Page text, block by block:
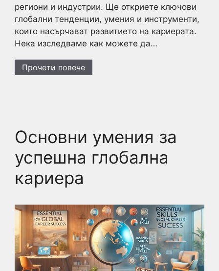
региони и индустрии. Ще откриете ключови
глобални тенденции, умения и инструменти,
които насърчават развитието на кариерата.
Нека изследваме как можете да…
Прочети повече
Основни умения за
успешна глобална
кариера